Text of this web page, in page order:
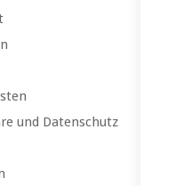
und Datenschutz